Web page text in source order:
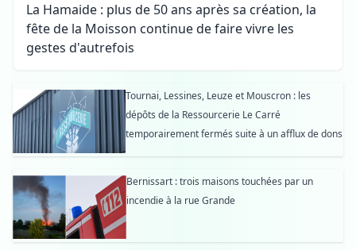
La Hamaide : plus de 50 ans après sa création, la
fête de la Moisson continue de faire vivre les
gestes d'autrefois
Tournai, Lessines, Leuze et Mouscron : les
dépôts de la Ressourcerie Le Carré
temporairement fermés suite à un afflux de dons
Bernissart : trois maisons touchées par un
incendie à la rue Grande